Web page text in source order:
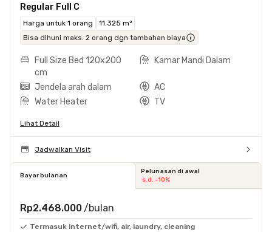
Regular Full C
Harga untuk 1 orang
11.325 m²
Bisa dihuni maks. 2 orang dgn tambahan biaya
Full Size Bed 120x200
cm
Kamar Mandi Dalam
Jendela arah dalam
AC
Water Heater
TV
Lihat Detail
Jadwalkan Visit
Bayar bulanan
Pelunasan di awal
s.d. -10%
Rp2.468.000 /bulan
Termasuk internet/wifi, air, laundry, cleaning